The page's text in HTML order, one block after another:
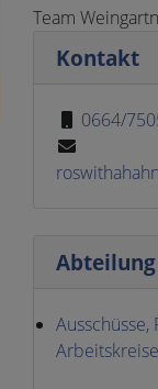
Team
Kontakt
0664/
Abteilung
Ausschüsse,
Arbeitskreise